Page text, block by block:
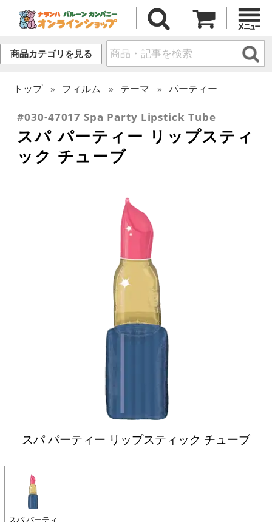
商品カテゴリを見る
トップ フィルム テーマ パーティー
#030-47017 Spa Party Lipstick Tube
スパ パーティー リップスティ
ック チューブ
スパ パーティー リップスティック チューブ
スパ パーティ